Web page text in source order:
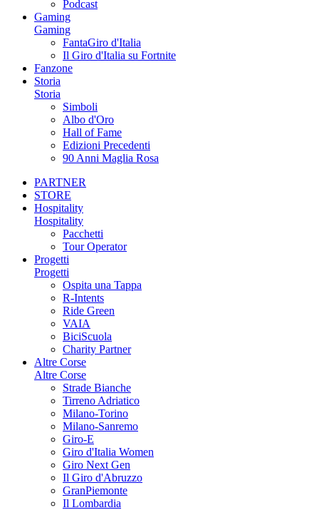
Podcast
Gaming
Gaming
FantaGiro d'Italia
Il Giro d'Italia su Fortnite
Fanzone
Storia
Storia
Simboli
Albo d'Oro
Hall of Fame
Edizioni Precedenti
90 Anni Maglia Rosa
PARTNER
STORE
Hospitality
Hospitality
Pacchetti
Tour Operator
Progetti
Progetti
Ospita una Tappa
R-Intents
Ride Green
VAIA
BiciScuola
Charity Partner
Altre Corse
Altre Corse
Strade Bianche
Tirreno Adriatico
Milano-Torino
Milano-Sanremo
Giro-E
Giro d'Italia Women
Giro Next Gen
Il Giro d'Abruzzo
GranPiemonte
Il Lombardia